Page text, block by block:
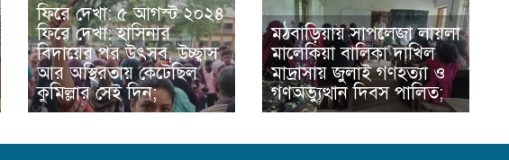
ফিরে দেখা: ৫ আগস্ট ২০২৪
ফিরে দেখা: হাসিনার
বিদায়ের পর উৎসব, উচ্ছ্বাস
আর অস্থিরতায় কেটেছিল
কুমিল্লার সেই দিন;
মঠবাড়িয়ায় সাপলেজা লায়লা
মালেকিয়া বালিকা দাখিল
মাদ্রাসায় জুলাই গণহত্যা ও
গণঅভ্যুত্থান দিবস পালিত;